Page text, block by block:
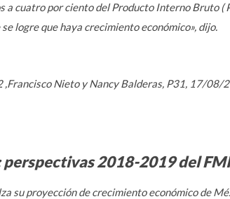
a cuatro por ciento del Producto Interno Bruto (
logre que haya crecimiento económico», dijo.
Nieto y Nancy Balderas, P31, 17/08/
2018-2019 del FMI
su proyección de crecimiento económico de